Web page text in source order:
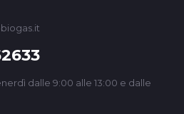
dalle 9:00 alle 13:00 e dalle